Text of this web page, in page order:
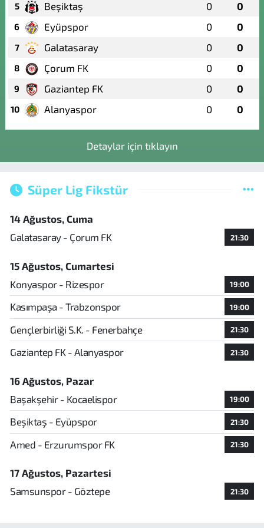
5 Beşiktaş 0 0
6 Eyüpspor 0 0
7 Galatasaray 0 0
8 Çorum FK 0 0
9 Gaziantep FK 0 0
10 Alanyaspor 0 0
Detaylar için tıklayın
Süper Lig Fikstür
14 Ağustos, Cuma
Galatasaray - Çorum FK
21:30
15 Ağustos, Cumartesi
Konyaspor - Rizespor
19:00
Kasımpaşa - Trabzonspor 19:00
Gençlerbirliği S.K. - Fenerbahçe 21:30
Gaziantep FK - Alanyaspor 21:30
16 Ağustos, Pazar
Başakşehir - Kocaelispor
19:00
Beşiktaş - Eyüpspor 21:30
Amed - Erzurumspor FK 21:30
17 Ağustos, Pazartesi
Samsunspor - Göztepe
21:30